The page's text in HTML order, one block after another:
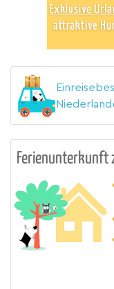
Ferienunterkunft